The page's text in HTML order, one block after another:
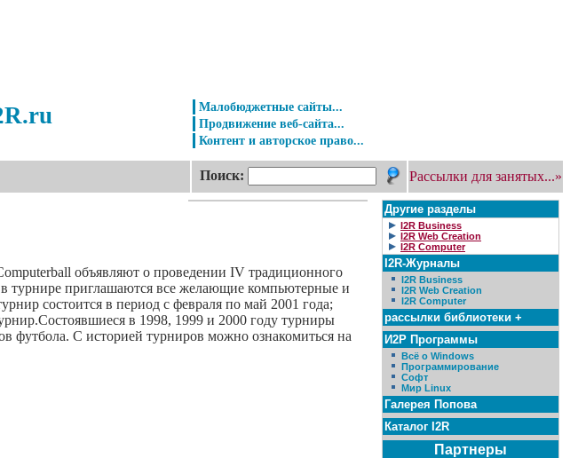
Малобюджетные сайты...
Продвижение веб-сайта...
Контент и авторское право...
Поиск: Рассылки для занятых...»
объявляют о проведении IV традиционного
турнире приглашаются все желающие компьютерные и
состоится в период с февраля по май 2001 года;
в 1998, 1999 и 2000 году турниры
футбола. С историей турниров можно ознакомиться на
Другие разделы
I2R Business
I2R Web Creation
I2R Computer
I2R-Журналы
I2R Business
I2R Web Creation
I2R Computer
рассылки библиотеки +
И2Р Программы
Всё о Windows
Программирование
Софт
Мир Linux
Галерея Попова
Каталог I2R
Партнеры